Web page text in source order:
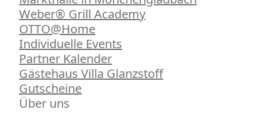
Weber® Grill Academy
OTTO@Home
Individuelle Events
Partner Kalender
Gästehaus Villa Glanzstoff
Gutscheine
Über uns